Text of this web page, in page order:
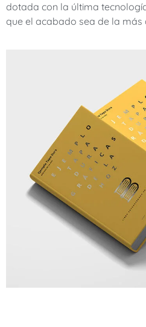
dotada con la última
que el acabado sea de la más